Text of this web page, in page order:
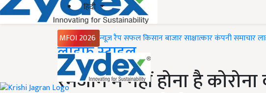
हिंदी
MFOI 2026 न्यूज़ रैपसफल किसानबाजारसाक्षात्कारकंपनी समाचार
Home
लाइफ स्टाइल
रमजान में नहीं होना है